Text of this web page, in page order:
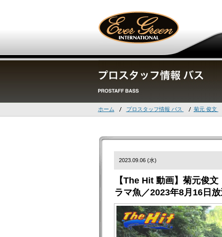
ホーム プロスタッフ情報 バス 菊元 俊文
2023.09.06 (水)
【The Hit 動画】菊元俊
ラマ魚／2023年8月16日